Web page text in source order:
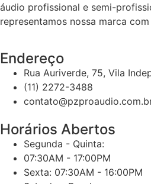
áudio profissional e semi-
representamos nossa marca
Endereço
Rua Auriverde, 75, Vila
(11) 2272-3488
Horários Abertos
Segunda - Quinta:
07:30AM - 17:00PM
Sexta: 07:30AM - 16:00PM